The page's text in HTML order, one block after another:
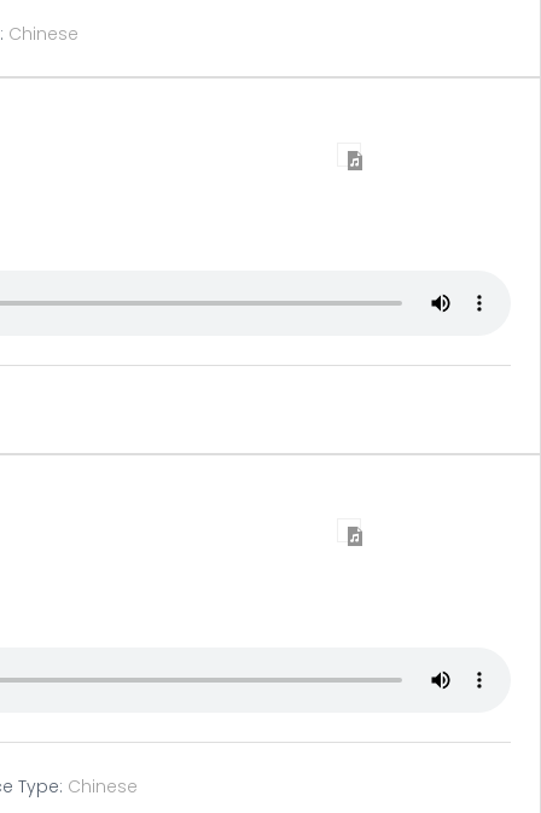
Chinese
Type: Chinese